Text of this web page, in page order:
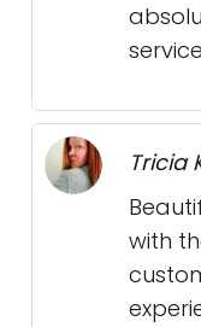
Tricia
with